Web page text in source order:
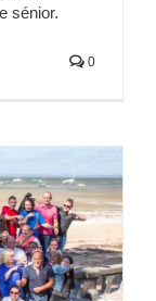
sénior.
0